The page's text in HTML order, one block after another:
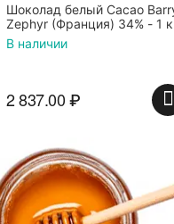
Шоколад белый Cacao
Zephyr (Франция) 34% - 1
в каллетах
В наличии
2 837.00₽